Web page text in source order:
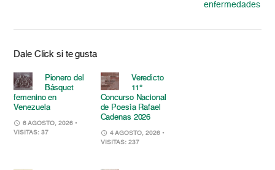
enfermedades
Dale Click si te gusta
Pionero del
Básquet
femenino en
Venezuela
6 AGOSTO, 2026 •
VISITAS: 37
Veredicto
11°
Concurso Nacional
de Poesía Rafael
Cadenas 2026
4 AGOSTO, 2026 •
VISITAS: 237